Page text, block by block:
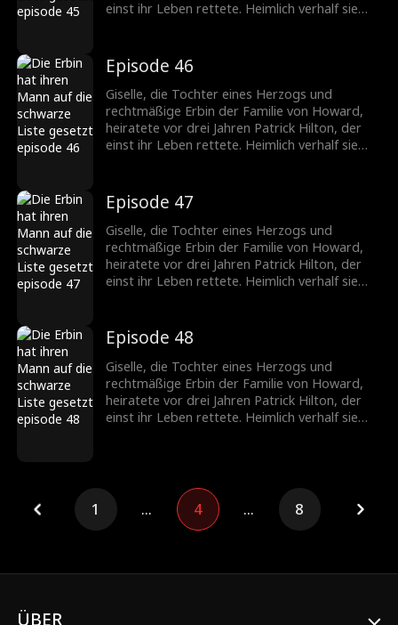
zurückzugewinnen.
einst ihr Leben rettete. Heimlich verhalf sie
verletzenden Kommentare von Becky trieben
die schwangere Giselle in die Verzweiflung. Sie
fordert die Scheidung. Patrick jedoch liebt nur
Giselle. Nach der Trennung erkennt er, wie
sehr er sie braucht, und setzt alles daran, sie
zurückzugewinnen.
Episode 46
Giselle, die Tochter eines Herzogs und
rechtmäßige Erbin der Familie von Howard,
heiratete vor drei Jahren Patrick Hilton, der
einst ihr Leben rettete. Heimlich verhalf sie
verletzenden Kommentare von Becky trieben
die schwangere Giselle in die Verzweiflung. Sie
fordert die Scheidung. Patrick jedoch liebt nur
Giselle. Nach der Trennung erkennt er, wie
sehr er sie braucht, und setzt alles daran, sie
zurückzugewinnen.
Episode 47
Giselle, die Tochter eines Herzogs und
rechtmäßige Erbin der Familie von Howard,
heiratete vor drei Jahren Patrick Hilton, der
einst ihr Leben rettete. Heimlich verhalf sie
verletzenden Kommentare von Becky trieben
die schwangere Giselle in die Verzweiflung. Sie
fordert die Scheidung. Patrick jedoch liebt nur
Giselle. Nach der Trennung erkennt er, wie
sehr er sie braucht, und setzt alles daran, sie
zurückzugewinnen.
Episode 48
Giselle, die Tochter eines Herzogs und
rechtmäßige Erbin der Familie von Howard,
heiratete vor drei Jahren Patrick Hilton, der
einst ihr Leben rettete. Heimlich verhalf sie
die schwangere Giselle in die Verzweiflung. Sie
fordert die Scheidung. Patrick jedoch liebt nur
Giselle. Nach der Trennung erkennt er, wie
sehr er sie braucht, und setzt alles daran, sie
1 ... 4 ... 8
ÜBER